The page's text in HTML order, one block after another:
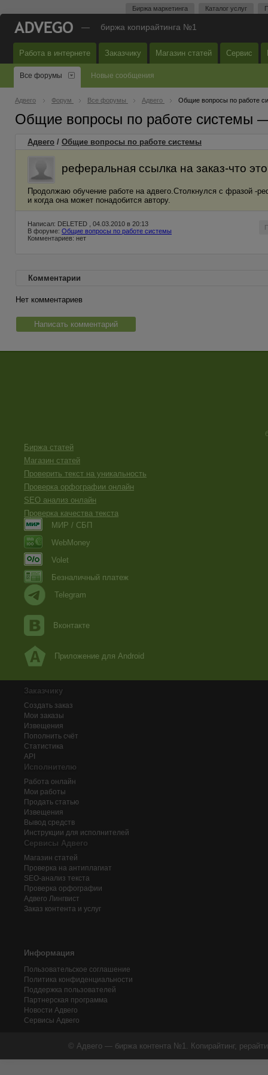
Биржа маркетинга Каталог услуг
— биржа копирайтинга №1
Работа в интернете Заказчику Магазин статей Сервис
Все форумы Новые сообщения
Адвего Форум Все форумы Адвего Общие вопросы по работе
Общие вопросы по работе системы
Адвего / Общие вопросы по работе системы
реферальная ссылка на заказ-что
Продолжаю обучение работе на адвего.Столкнулся с фразой -
и когда она может понадобится автору.
Написал: DELETED , 04.03.2010 в 20:13
В форуме: Общие вопросы по работе системы
Комментариев: нет
Комментарии
Нет комментариев
Написать комментарий
Биржа статей
Магазин статей
Проверить текст на уникальность
Проверка орфографии онлайн
SEO анализ онлайн
Проверка качества текста
МИР / СБП
WebMoney
Volet
Безналичный платеж
Telegram
Вконтакте
Приложение для Android
Заказчику
Создать заказ
Мои заказы
Извещения
Пополнить счёт
Статистика
API
Исполнителю
Работа онлайн
Мои работы
Продать статью
Извещения
Вывод средств
Инструкции для исполнителей
Сервисы Адвего
Магазин статей
Проверка на антиплагиат
SEO-анализ текста
Проверка орфографии
Адвего Лингвист
Заказ контента и услуг
Информация
Пользовательское соглашение
Политика конфиденциальности
Поддержка пользователей
Партнерская программа
Новости Адвего
Сервисы Адвего
© Адвего — биржа контента №1. Копирайтинг,